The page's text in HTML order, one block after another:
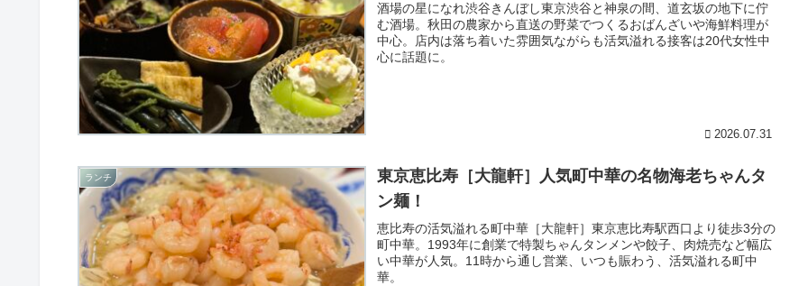
酒場の星になれ渋谷きんぼし東京渋谷と神泉の間、道玄坂の地下に佇
む酒場。秋田の農家から直送の野菜でつくるおばんざいや海鮮料理が
中心。店内は落ち着いた雰囲気ながらも活気溢れる接客は20代女性中
心に話題に。
2026.07.31
ランチ
東京恵比寿［大龍軒］人気町中華の名物海老ちゃんタ
ン麺！
恵比寿の活気溢れる町中華［大龍軒］東京恵比寿駅西口より徒歩3分の
町中華。1993年に創業で特製ちゃんタンメンや餃子、肉焼売など幅広
い中華が人気。11時から通し営業、いつも賑わう、活気溢れる町中
華。